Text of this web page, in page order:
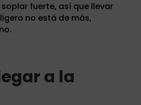
fuerte, así que llevar
no está de más,
a la